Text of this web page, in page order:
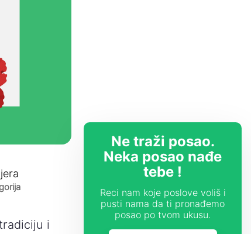
i
Ne traži posao.
Neka posao nađe
tebe !
Reci nam koje poslove voliš i
pusti nama da ti pronađemo
posao po tvom ukusu.